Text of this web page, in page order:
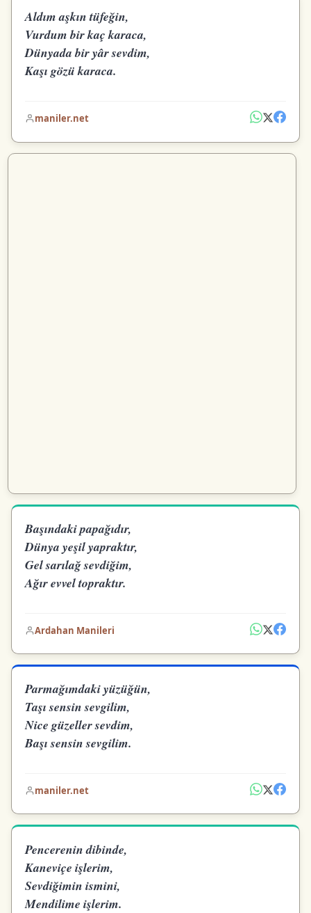
Aldım aşkın tüfeğin,
Vurdum bir kaç karaca,
Dünyada bir yâr sevdim,
Kaşı gözü karaca.
maniler.net
Başındaki papağıdır,
Dünya yeşil yapraktır,
Gel sarılağ sevdiğim,
Ağır evvel topraktır.
Ardahan Manileri
Parmağımdaki yüzüğün,
Taşı sensin sevgilim,
Nice güzeller sevdim,
Başı sensin sevgilim.
maniler.net
Pencerenin dibinde,
Kaneviçe işlerim,
Sevdiğimin ismini,
Mendilime işlerim.